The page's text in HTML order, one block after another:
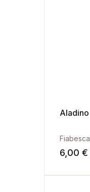
Aladino
Fiabesca
6,00 €